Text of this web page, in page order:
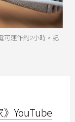
可運作約2小時。記
YouTube